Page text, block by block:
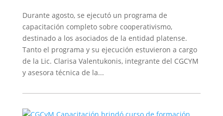
Durante agosto, se ejecutó un programa de
capacitación completo sobre cooperativismo,
destinado a los asociados de la entidad platense.
Tanto el programa y su ejecución estuvieron a cargo
de la Lic. Clarisa Valentukonis, integrante del CGCYM
y asesora técnica de la...